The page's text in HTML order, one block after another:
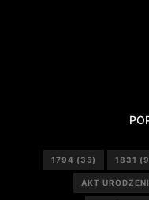
1794 (35) 1831
AKT